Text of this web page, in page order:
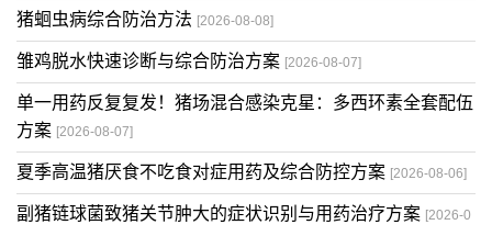
猪蛔虫病综合防治方法 [2026-08-08]
雏鸡脱水快速诊断与综合防治方案 [2026-08-07]
单一用药反复复发！猪场混合感染克星：多西环素全套配伍
方案 [2026-08-07]
夏季高温猪厌食不吃食对症用药及综合防控方案 [2026-08-06]
副猪链球菌致猪关节肿大的症状识别与用药治疗方案 [2026-0